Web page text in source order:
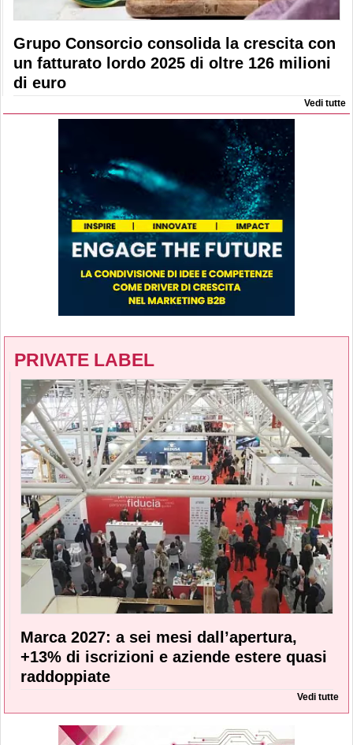
Grupo Consorcio consolida la crescita con
un fatturato lordo 2025 di oltre 126 milioni
di euro
Vedi tutte
PRIVATE LABEL
Marca 2027: a sei mesi dall’apertura,
+13% di iscrizioni e aziende estere quasi
raddoppiate
Vedi tutte